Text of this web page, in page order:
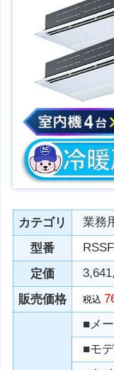
カテゴリ
業務
型番
定価
販売価格
税込
■メ
■モ